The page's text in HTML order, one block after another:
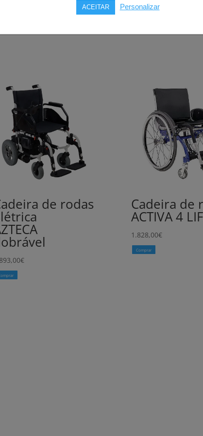
de rodas
€
Cadeira de
ACTIVA 4
1.828,00€
Comprar
ACEITAR Personalizar